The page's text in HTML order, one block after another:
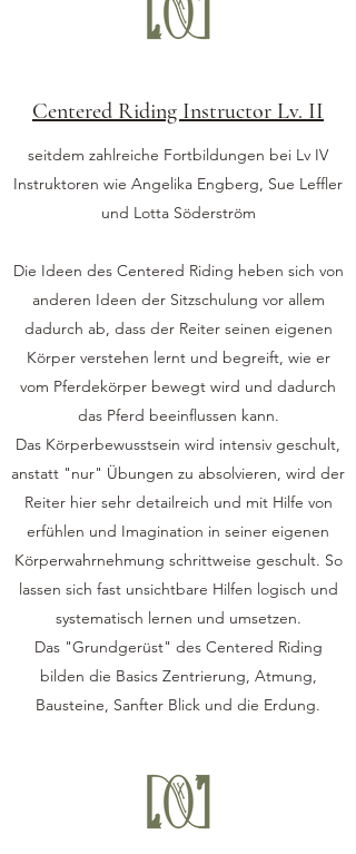
Centered Riding Instructor Lv. II
seitdem zahlreiche Fortbildungen bei Lv IV
Instruktoren wie Angelika Engberg, Sue Leffler
und Lotta Söderström
Die Ideen des Centered Riding heben sich von
anderen Ideen der Sitzschulung vor allem
dadurch ab, dass der Reiter seinen eigenen
Körper verstehen lernt und begreift, wie er
vom Pferdekörper bewegt wird und dadurch
das Pferd beeinflussen kann.
Das Körperbewusstsein wird intensiv geschult,
anstatt "nur" Übungen zu absolvieren, wird der
Reiter hier sehr detailreich und mit Hilfe von
erfühlen und Imagination in seiner eigenen
Körperwahrnehmung schrittweise geschult. So
lassen sich fast unsichtbare Hilfen logisch und
systematisch lernen und umsetzen.
Das "Grundgerüst" des Centered Riding
bilden die Basics Zentrierung, Atmung,
Bausteine, Sanfter Blick und die Erdung.